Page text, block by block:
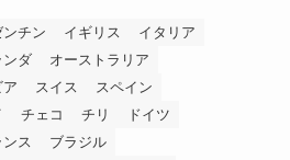
ンチン イギリス
イタリア
ンダ
オーストラリア
ア スイス
スペイン
チェコ チリ
ドイツ
ンス
ブラジル